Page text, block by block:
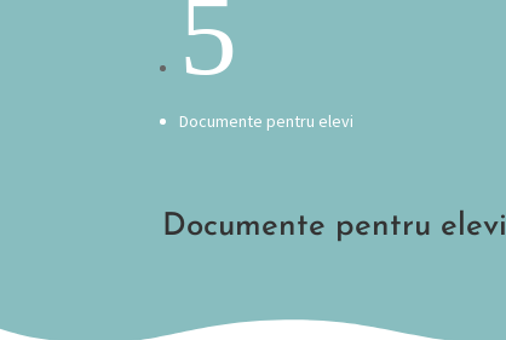
5
Documente pentru elevi
Documente pentru elevi